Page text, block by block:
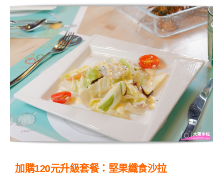
加購120元升級套餐：堅果纖食沙拉